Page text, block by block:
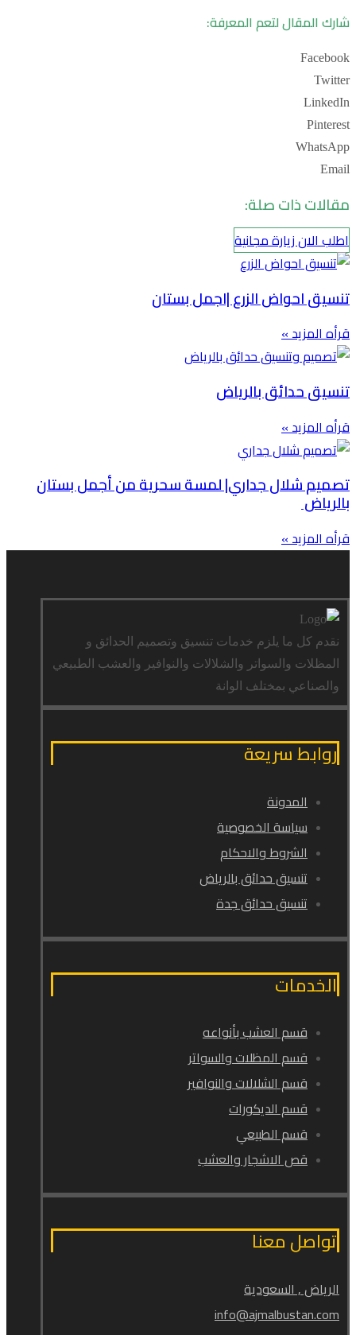
شارك المقال لتعم المعرفة:
Facebook
Twitter
LinkedIn
Pinterest
WhatsApp
Email
مقالات ذات صلة:
اطلب الان زيارة مجانية
تنسيق احواض الزرع |اجمل بستان
قرأه المزيد »
تنسيق حدائق بالرياض
قرأه المزيد »
تصميم شلال جداري| لمسة سحرية من أجمل بستان
بالرياض
قرأه المزيد »
نقدم كل ما يلزم خدمات تنسيق وتصميم الحدائق و
المظلات والسواتر والشلالات والنوافير والعشب الطبيعي
والصناعي بمختلف الوانة
روابط سريعة
المدونة
سياسة الخصوصية
الشروط والاحكام
تنسيق حدائق بالرياض
تنسيق حدائق جدة
الخدمات
قسم العشب بأنواعه
قسم المظلات والسواتر
قسم الشلالات والنوافير
قسم الديكورات
قسم الطبيعي
قص الاشجار والعشب
تواصل معنا
الرياض , السعودية
info@ajmalbustan.com